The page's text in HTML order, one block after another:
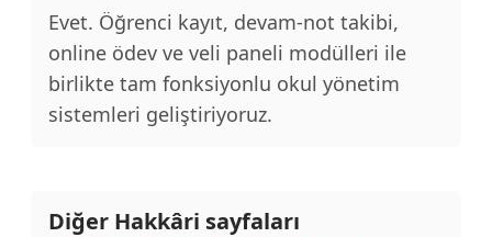
Evet. Öğrenci kayıt, devam-not takibi,
online ödev ve veli paneli modülleri ile
birlikte tam fonksiyonlu okul yönetim
sistemleri geliştiriyoruz.
Diğer Hakkâri sayfaları